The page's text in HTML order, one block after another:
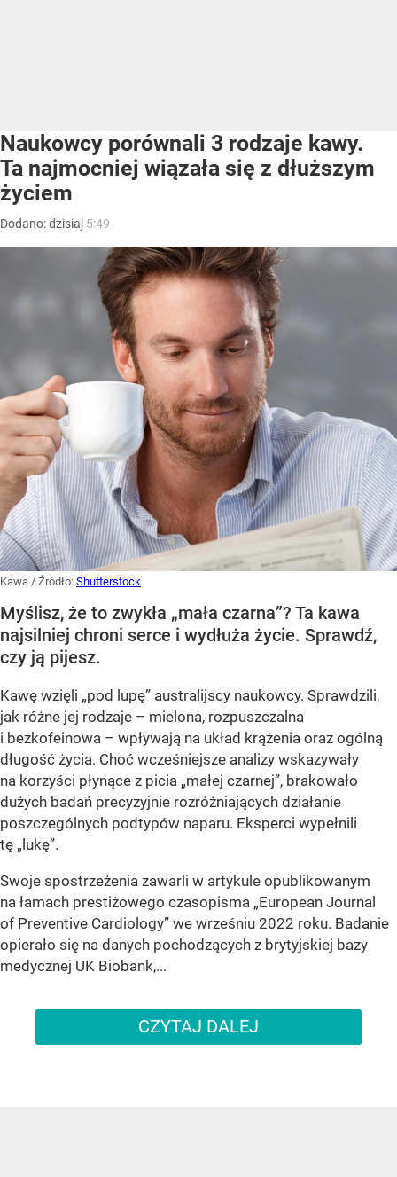
Naukowcy porównali 3 rodzaje kawy.
Ta najmocniej wiązała się z dłuższym
życiem
Dodano:dzisiaj 5:49
Kawa / Źródło: Shutterstock
Myślisz, że to zwykła „mała czarna”? Ta kawa
najsilniej chroni serce i wydłuża życie. Sprawdź,
czy ją pijesz.
Kawę wzięli „pod lupę” australijscy naukowcy. Sprawdzili,
jak różne jej rodzaje – mielona, rozpuszczalna
i bezkofeinowa – wpływają na układ krążenia oraz ogólną
długość życia. Choć wcześniejsze analizy wskazywały
na korzyści płynące z picia „małej czarnej”, brakowało
dużych badań precyzyjnie rozróżniających działanie
poszczególnych podtypów naparu. Eksperci wypełnili
tę „lukę”.
Swoje spostrzeżenia zawarli w artykule opublikowanym
na łamach prestiżowego czasopisma „European Journal
of Preventive Cardiology” we wrześniu 2022 roku. Badanie
opierało się na danych pochodzących z brytyjskiej bazy
medycznej UK Biobank,...
CZYTAJ DALEJ